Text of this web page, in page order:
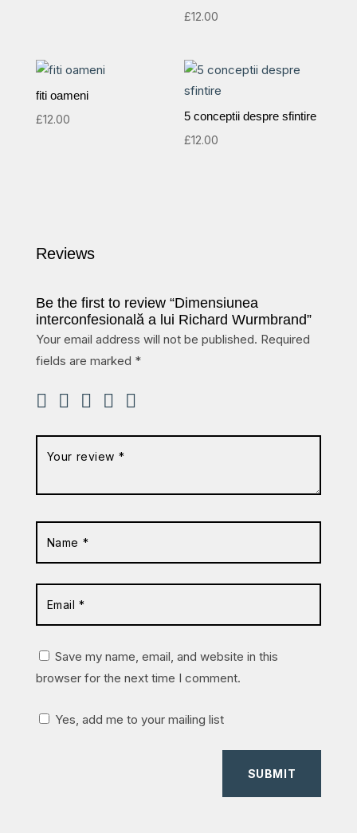
£12.00
fiti oameni
£12.00
5 conceptii despre sfintire
£12.00
Reviews
Be the first to review “Dimensiunea
interconfesională a lui Richard Wurmbrand”
Your email address will not be published. Required
fields are marked *
Save my name, email, and website in this
browser for the next time I comment.
Yes, add me to your mailing list
SUBMIT